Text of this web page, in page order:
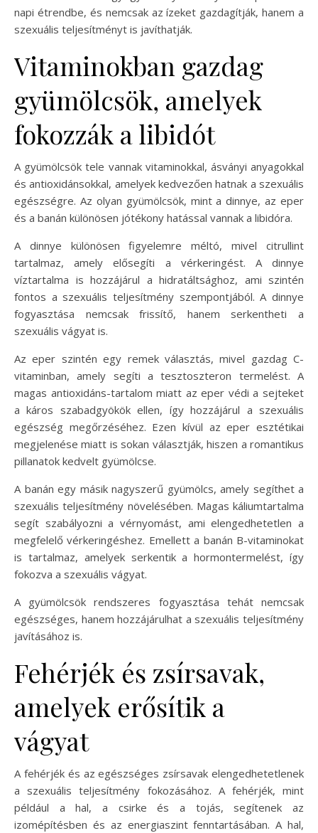
napi étrendbe, és nemcsak az ízeket gazdagítják, hanem a
szexuális teljesítményt is javíthatják.
Vitaminokban gazdag
gyümölcsök, amelyek
fokozzák a libidót
A gyümölcsök tele vannak vitaminokkal, ásványi anyagokkal
és antioxidánsokkal, amelyek kedvezően hatnak a szexuális
egészségre. Az olyan gyümölcsök, mint a dinnye, az eper
és a banán különösen jótékony hatással vannak a libidóra.
A dinnye különösen figyelemre méltó, mivel citrullint
tartalmaz, amely elősegíti a vérkeringést. A dinnye
víztartalma is hozzájárul a hidratáltsághoz, ami szintén
fontos a szexuális teljesítmény szempontjából. A dinnye
fogyasztása nemcsak frissítő, hanem serkentheti a
szexuális vágyat is.
Az eper szintén egy remek választás, mivel gazdag C-
vitaminban, amely segíti a tesztoszteron termelést. A
magas antioxidáns-tartalom miatt az eper védi a sejteket
a káros szabadgyökök ellen, így hozzájárul a szexuális
egészség megőrzéséhez. Ezen kívül az eper esztétikai
megjelenése miatt is sokan választják, hiszen a romantikus
pillanatok kedvelt gyümölcse.
A banán egy másik nagyszerű gyümölcs, amely segíthet a
szexuális teljesítmény növelésében. Magas káliumtartalma
segít szabályozni a vérnyomást, ami elengedhetetlen a
megfelelő vérkeringéshez. Emellett a banán B-vitaminokat
is tartalmaz, amelyek serkentik a hormontermelést, így
fokozva a szexuális vágyat.
A gyümölcsök rendszeres fogyasztása tehát nemcsak
egészséges, hanem hozzájárulhat a szexuális teljesítmény
javításához is.
Fehérjék és zsírsavak,
amelyek erősítik a
vágyat
A fehérjék és az egészséges zsírsavak elengedhetetlenek
a szexuális teljesítmény fokozásához. A fehérjék, mint
például a hal, a csirke és a tojás, segítenek az
izomépítésben és az energiaszint fenntartásában. A hal,